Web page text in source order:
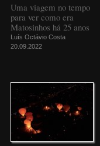
Uma viagem no tempo
para ver como era
Matosinhos há 25 anos
Luís Octávio Costa
20.09.2022